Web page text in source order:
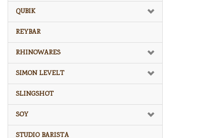
QUBIK
REYBAR
RHINOWARES
SIMON LEVELT
SLINGSHOT
SOY
STUDIO BARISTA